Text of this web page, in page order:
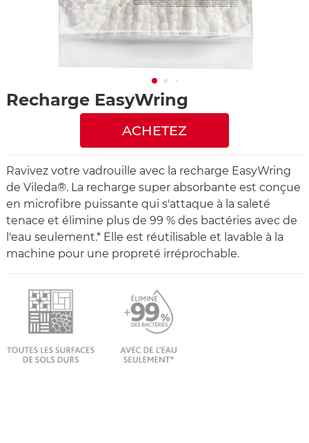
Recharge EasyWring
ACHETEZ
Ravivez votre vadrouille avec la recharge EasyWring
de Vileda®. La recharge super absorbante est conçue
en microfibre puissante qui s'attaque à la saleté
tenace et élimine plus de 99 % des bactéries avec de
l'eau seulement.* Elle est réutilisable et lavable à la
machine pour une propreté irréprochable.